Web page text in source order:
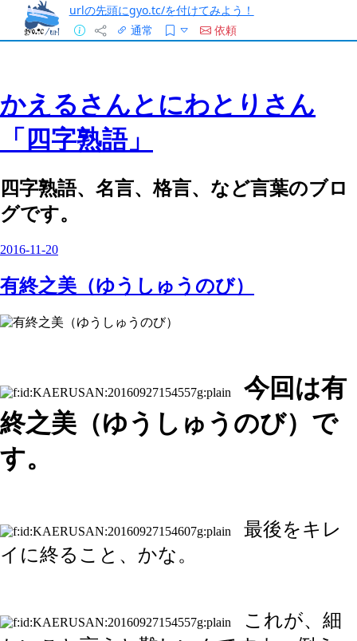
urlの先頭にgyo.tc/を付けてみよう！
通常
依頼